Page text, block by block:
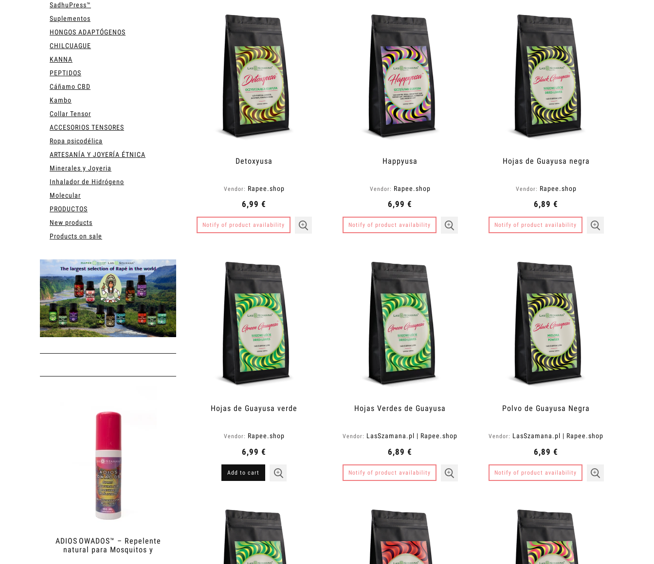
SadhuPress™
Suplementos
HONGOS ADAPTÓGENOS
CHILCUAGUE
KANNA
PEPTIDOS
Cáñamo CBD
Kambo
Collar Tensor
ACCESORIOS TENSORES
Ropa psicodélica
ARTESANÍA Y JOYERÍA ÉTNICA
Minerales y Joyeria
Inhalador de Hidrógeno
Molecular
PRODUCTOS
New products
Products on sale
ADIOS OWADOS™ – Repelente
natural para Mosquitos y
Showerelax Champú-Gel para
Hombre
Champú hidratante Moistouch Balmango Body Lotion
Detoxyusa
Vendor: Rapee.shop
6,99 €
Notify of product availability
Happyusa
Vendor: Rapee.shop
6,99 €
Notify of product availability
Hojas de Guayusa negra
Vendor: Rapee.shop
6,89 €
Notify of product availability
Hojas de Guayusa verde
Vendor: Rapee.shop
6,99 €
Add to cart
Hojas Verdes de Guayusa
Vendor: LasSzamana.pl | Rapee.shop
6,89 €
Notify of product availability
Polvo de Guayusa Negra
Vendor: LasSzamana.pl | Rapee.shop
6,89 €
Notify of product availability